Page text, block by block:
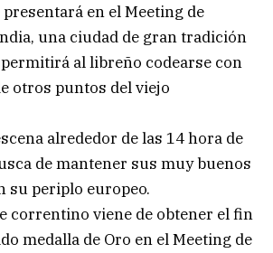
en el Meeting de
una ciudad de gran tradición
al libreño codearse con
otros puntos del viejo
alrededor de las 14 hora de
de mantener sus muy buenos
su periplo europeo.
correntino viene de obtener el fin
medalla de Oro en el Meeting de